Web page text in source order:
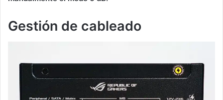
Gestión de cableado